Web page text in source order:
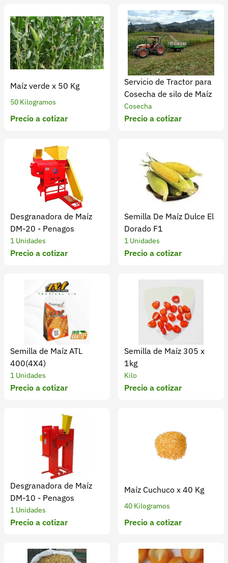
Maíz verde x 50 Kg
50 Kilogramos
Precio a cotizar
Servicio de Tractor para
Cosecha de silo de Maíz
Cosecha
Precio a cotizar
Desgranadora de Maíz
DM-20 - Penagos
1 Unidades
Precio a cotizar
Semilla De Maíz Dulce El
Dorado F1
1 Unidades
Precio a cotizar
Semilla de Maíz ATL
400(4X4)
1 Unidades
Precio a cotizar
Semilla de Maíz 305 x
1kg
Kilo
Precio a cotizar
Desgranadora de Maíz
DM-10 - Penagos
1 Unidades
Precio a cotizar
Maíz Cuchuco x 40 Kg
40 Kilogramos
Precio a cotizar